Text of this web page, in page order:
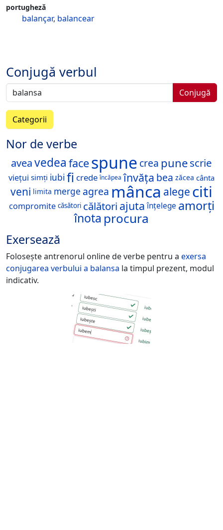
portugheză
balançar, balancear
Conjugă verbul
Conjugă
Categorii
Nor de verbe
aveavedea facespune crea punescrie
viețui simți iubi fi crede încăpea învăța bea zăcea cânta
veni limita merge agrea mânca alege citi
compromite căsători călători ajuta înțelege amorți
înota procura
Exersează
Folosește antrenorul online de verbe pentru a exersa
conjugarea verbului a balansa la timpul prezent, modul
indicativ.